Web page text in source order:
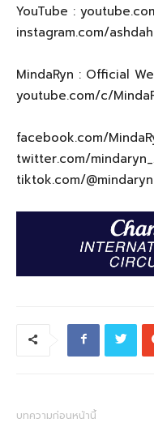
YouTube :
instagram.com/
MindaRyn : Official
youtube.com/c/
facebook.com/
twitter.com/
tiktok.com/
บทความก่อนหน้านี้